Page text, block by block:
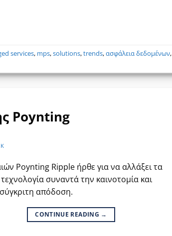
services, mps,solutions,trends,ασφάλεια δεδομένων,
Poynting
Poynting Ripple ήρθε για να αλλάξει τα
συναντά την καινοτομία και
απόδοση.
CONTINUE READING →